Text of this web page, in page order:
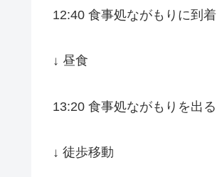
12:40 食事処ながもりに到着
↓ 昼食
13:20 食事処ながもりを出る
↓ 徒歩移動